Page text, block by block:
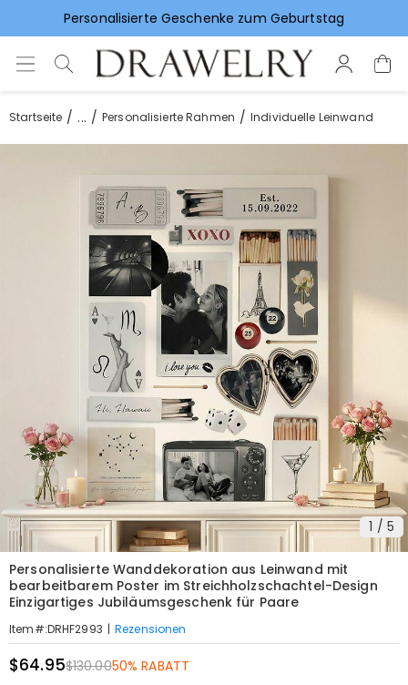
Vorlieben für Hochzeitsgeschenke
Startseite ... Personalisierte Rahmen Individuelle Leinwand
1 / 5
Personalisierte Wanddekoration aus Leinwand mit
bearbeitbarem Poster im Streichholzschachtel-Design
Einzigartiges Jubiläumsgeschenk für Paare
Item#:DRHF2993 | Rezensionen
$64.95$130.0050% RABATT